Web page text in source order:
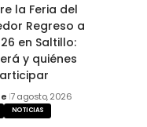
la Feria del
Regreso a
en Saltillo:
y quiénes
7 agosto, 2026
NOTICIAS